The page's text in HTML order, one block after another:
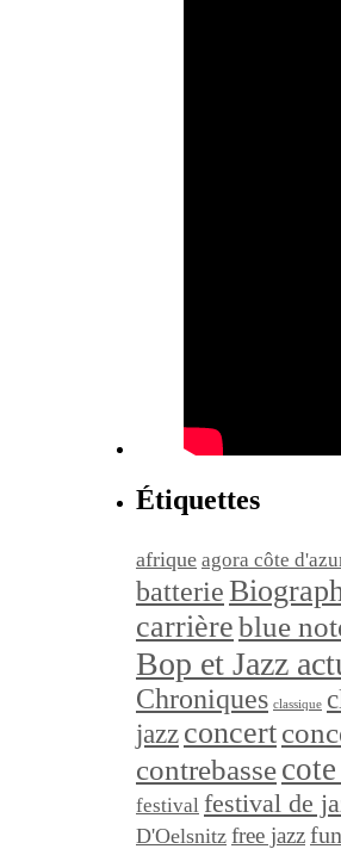
Étiquettes
afrique agora côte
batterie
carrièreblue
Bop et Jazz
Chroniques classique
jazz concert
contrebasse
festival festival de
D'Oelsnitz free jazz